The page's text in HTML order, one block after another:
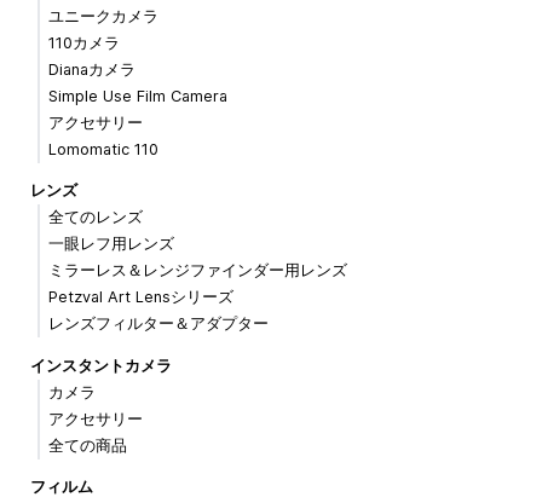
ユニークカメラ
110カメラ
Dianaカメラ
Simple Use Film Camera
アクセサリー
Lomomatic 110
レンズ
全てのレンズ
一眼レフ用レンズ
ミラーレス＆レンジファインダー用レンズ
Petzval Art Lensシリーズ
レンズフィルター＆アダプター
インスタントカメラ
カメラ
アクセサリー
全ての商品
フィルム